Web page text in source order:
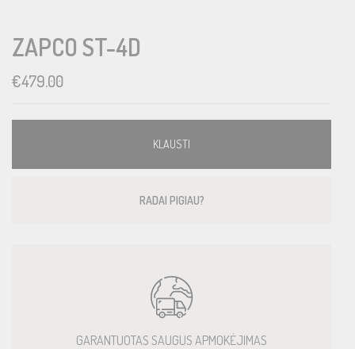
ZAPCO ST-4D
€479.00
KLAUSTI
RADAI PIGIAU?
GARANTUOTAS SAUGUS APMOKĖJIMAS